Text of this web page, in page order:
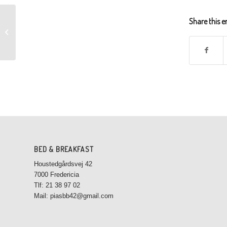
Share this
BED & BREAKFAST
Houstedgårdsvej 42
7000 Fredericia
Tlf: 21 38 97 02
Mail: piasbb42@gmail.com